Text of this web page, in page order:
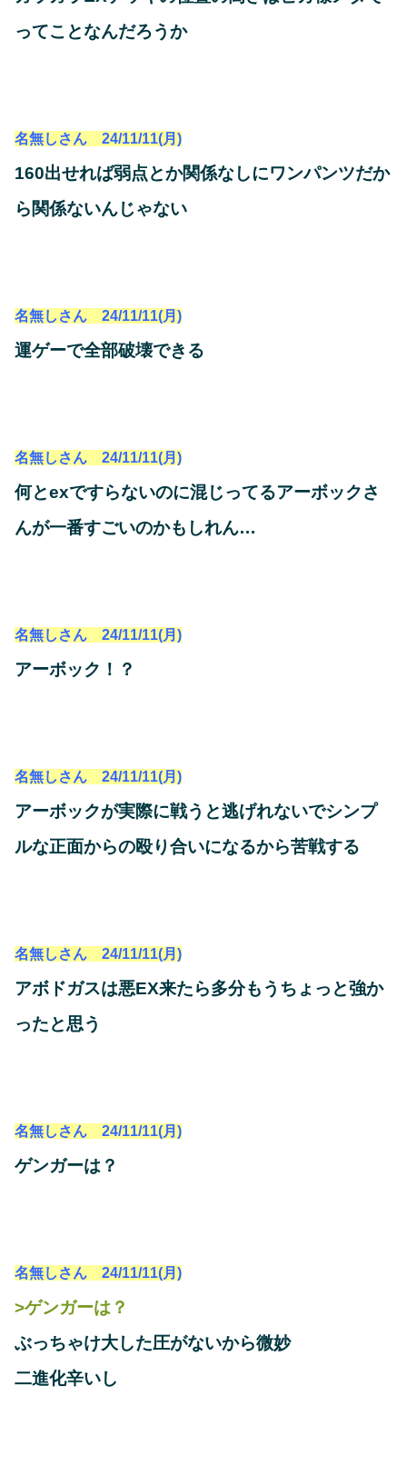
ってことなんだろうか
名無しさん 24/11/11(月)
160出せれば弱点とか関係なしにワンパンツだか
ら関係ないんじゃない
名無しさん 24/11/11(月)
運ゲーで全部破壊できる
名無しさん 24/11/11(月)
何とexですらないのに混じってるアーボックさ
んが一番すごいのかもしれん…
名無しさん 24/11/11(月)
アーボック！？
名無しさん 24/11/11(月)
アーボックが実際に戦うと逃げれないでシンプ
ルな正面からの殴り合いになるから苦戦する
名無しさん 24/11/11(月)
アボドガスは悪EX来たら多分もうちょっと強か
ったと思う
名無しさん 24/11/11(月)
ゲンガーは？
名無しさん 24/11/11(月)
>ゲンガーは？
ぶっちゃけ大した圧がないから微妙
二進化辛いし